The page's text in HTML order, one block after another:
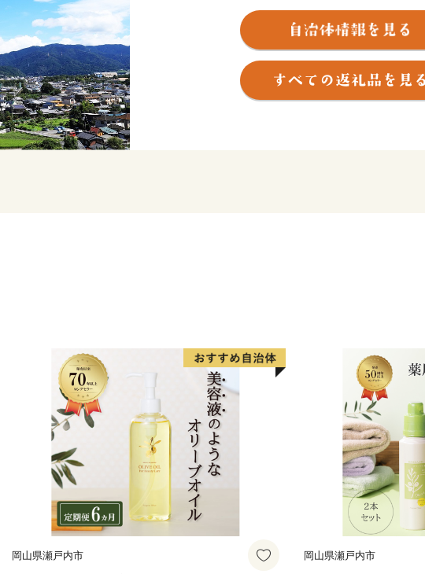
空間に恵まれるとともに、南部の皿ヶ嶺連峰
の霊峰石鎚山系と連なり、棚田や渓谷を有す
しています。また、常設のミュージカル劇場
ル俳優の演劇が１年中行われていたり、地域
無形民俗文化財が、住民の手で現在も数多く
芸術・文化・歴史が息づくアートのまちとし
岡山県瀬戸内市 岡山県瀬戸内市